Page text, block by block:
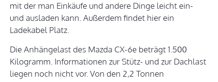
mit der man Einkäufe und andere Dinge leicht ein-
und ausladen kann. Außerdem findet hier ein
Ladekabel Platz.
Die Anhängelast des Mazda CX-6e beträgt 1.500
Kilogramm. Informationen zur Stütz- und zur Dachlast
liegen noch nicht vor. Von den 2,2 Tonnen